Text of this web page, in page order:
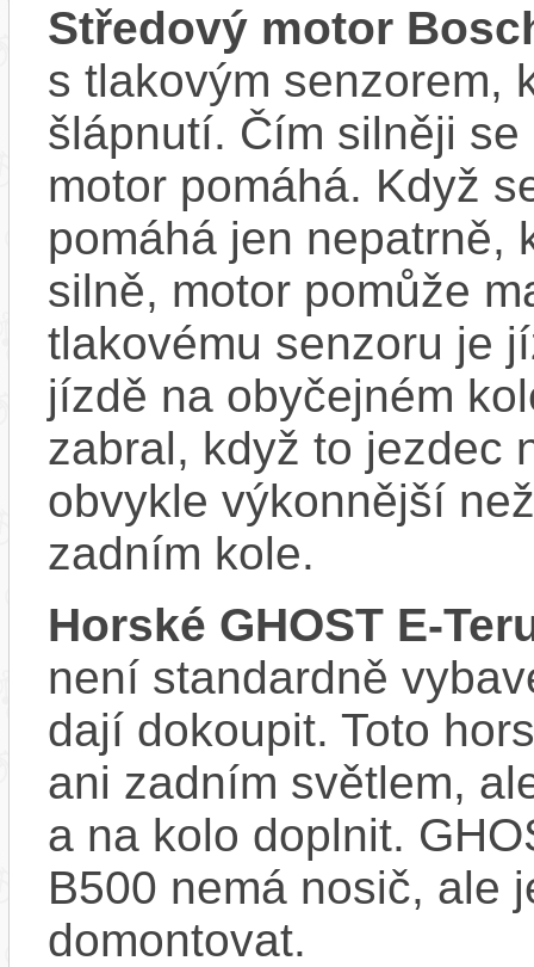
Středový motor
s tlakovým senzorem,
šlápnutí. Čím silněji
motor pomáhá. Když
pomáhá jen nepatrně,
silně, motor pomůže
tlakovému senzoru je
jízdě na obyčejném
zabral, když to jezdec
obvykle výkonnější
zadním kole.
Horské GHOST E-
není standardně
dají dokoupit. Toto
ani zadním světlem,
a na kolo doplnit.
B500 nemá nosič, ale
domontovat.